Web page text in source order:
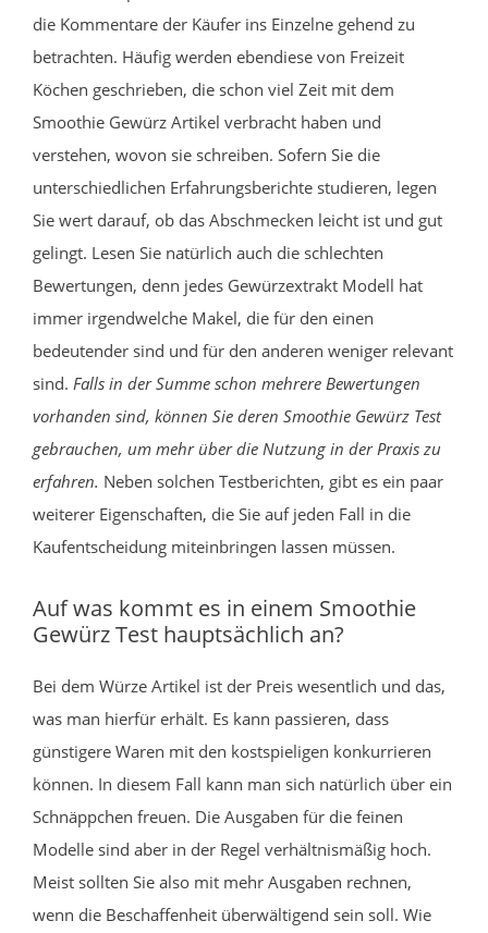
die Kommentare der Käufer ins Einzelne gehend zu
betrachten. Häufig werden ebendiese von Freizeit
Köchen geschrieben, die schon viel Zeit mit dem
Smoothie Gewürz Artikel verbracht haben und
verstehen, wovon sie schreiben. Sofern Sie die
unterschiedlichen Erfahrungsberichte studieren, legen
Sie wert darauf, ob das Abschmecken leicht ist und gut
gelingt. Lesen Sie natürlich auch die schlechten
Bewertungen, denn jedes Gewürzextrakt Modell hat
immer irgendwelche Makel, die für den einen
bedeutender sind und für den anderen weniger relevant
sind. Falls in der Summe schon mehrere Bewertungen
vorhanden sind, können Sie deren Smoothie Gewürz Test
gebrauchen, um mehr über die Nutzung in der Praxis zu
erfahren. Neben solchen Testberichten, gibt es ein paar
weiterer Eigenschaften, die Sie auf jeden Fall in die
Kaufentscheidung miteinbringen lassen müssen.
Auf was kommt es in einem Smoothie
Gewürz Test hauptsächlich an?
Bei dem Würze Artikel ist der Preis wesentlich und das,
was man hierfür erhält. Es kann passieren, dass
günstigere Waren mit den kostspieligen konkurrieren
können. In diesem Fall kann man sich natürlich über ein
Schnäppchen freuen. Die Ausgaben für die feinen
Modelle sind aber in der Regel verhältnismäßig hoch.
Meist sollten Sie also mit mehr Ausgaben rechnen,
wenn die Beschaffenheit überwältigend sein soll. Wie